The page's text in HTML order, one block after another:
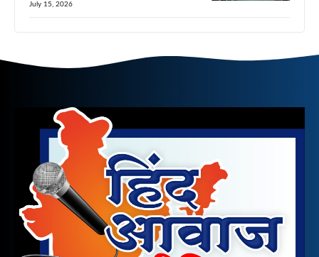
July 15, 2026